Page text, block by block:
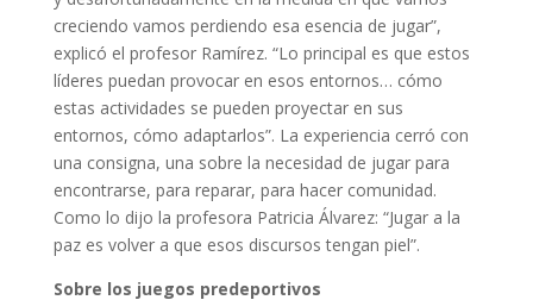
creciendo vamos perdiendo esa esencia de jugar”,
explicó el profesor Ramírez. “Lo principal es que estos
líderes puedan provocar en esos entornos… cómo
estas actividades se pueden proyectar en sus
entornos, cómo adaptarlos”. La experiencia cerró con
una consigna, una sobre la necesidad de jugar para
encontrarse, para reparar, para hacer comunidad.
Como lo dijo la profesora Patricia Álvarez: “Jugar a la
paz es volver a que esos discursos tengan piel”.
Sobre los juegos predeportivos